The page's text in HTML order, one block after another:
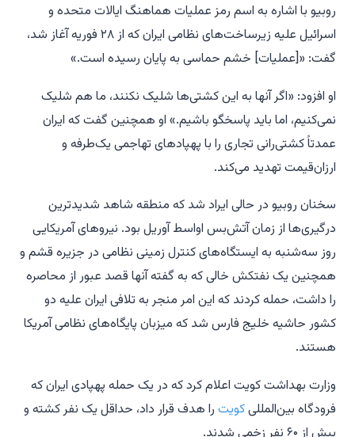
روبیو با اشاره به اسم رمز عملیات هماهنگ ایالات متحده و
اسرائیل علیه زیرساخت‌های نظامی ایران که از ۲۸ فوریه آغاز شد،
گفت: «[عملیات] خشم حماسی به پایان رسیده است.»
او افزود: «اگر آنها به این کشتی‌ها شلیک نکنند، ما هم شلیک
نمی‌کنیم، اما باید پاسخگو باشیم.» او همچنین گفت که ایران
عمدتاً کشتی‌رانی تجاری را با پهپادهای تهاجمی یک‌طرفه و
ارزان‌قیمت تهدید می‌کند.
سخنان روبیو در حالی ایراد شد که منطقه شاهد شدیدترین
درگیری‌ها از زمان آتش‌بس اواسط آوریل بود. نیروهای آمریکایی
روز سه‌شنبه به ایستگاه‌های کنترل زمینی نظامی در جزیره قشم و
همچنین یک نفتکش خالی که به گفته آنها قصد عبور از محاصره
را داشت، حمله کردند که این امر منجر به تلافی ایران علیه دو
کشور حاشیه خلیج فارس شد که میزبان پایگاه‌های نظامی آمریکا
هستند.
وزارت بهداشت کویت اعلام کرد که در یک حمله پهپادی ایران که
فرودگاه بین‌المللیکویت را هدف قرار داد، حداقل یک نفر کشته و